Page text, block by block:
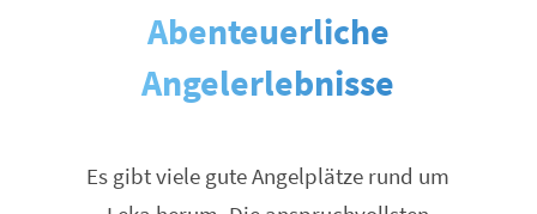
Abenteuerliche
Angelerlebnisse
Es gibt viele gute Angelplätze rund um